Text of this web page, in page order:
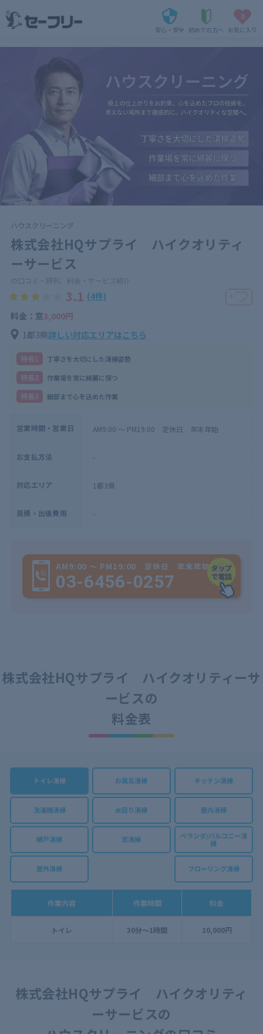
安心・安全 初めての方へ
0
お気に入り
ハウスクリーニング
株式会社HQサプライ ハイクオリティ
ーサービス
の口コミ・評判、料金・サービス紹介
3.1 (4件) ＋
料金：窓3,000円
1都3県詳しい対応エリアはこちら
特⻑1 丁寧さを大切にした清掃姿勢
特⻑2 作業場を常に綺麗に保つ
特⻑3 細部まで心を込めた作業
営業時間・営業日 AM9:00 ～ PM19:00 定休日 年末年始
お支払方法 -
対応エリア 1都3県
見積・出張費用 -
03-6456-0257
AM9:00 ～ PM19:00 定休日 年末年始
株式会社HQサプライ ハイクオリティーサ
ービスの
料金表
トイレ清掃 お風呂清掃 キッチン清掃
洗濯機清掃 水回り清掃 屋内清掃
網戸清掃 窓清掃
ベランダ/バルコニー清
掃
屋外清掃 フローリング清掃
作業内容 作業時間 料金
トイレ 30分～1時間 10,000円
株式会社HQサプライ ハイクオリティ
ーサービスの